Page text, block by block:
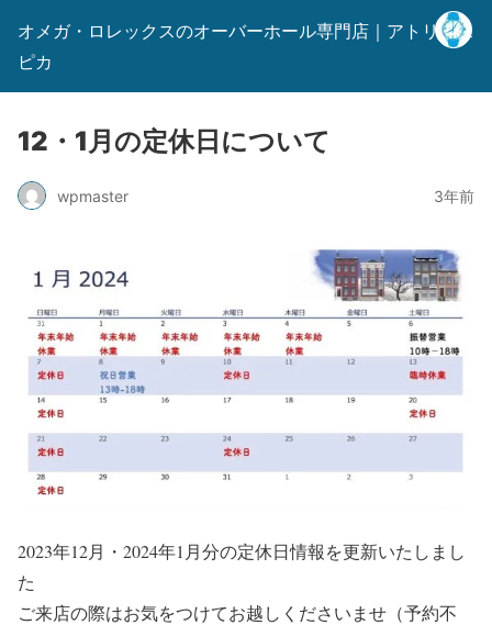
オメガ・ロレックスのオーバーホール専門店｜アトリエス
ピカ
12・1月の定休日について
wpmaster 3年前
2023年12月・2024年1月分の定休日情報を更新いたしまし
た
ご来店の際はお気をつけてお越しくださいませ（予約不